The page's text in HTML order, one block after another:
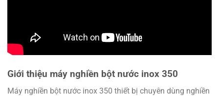
Giới thiệu máy nghiền bột nước inox 350
Máy nghiền bột nước inox 350 thiết bị chuyên dùng nghiền